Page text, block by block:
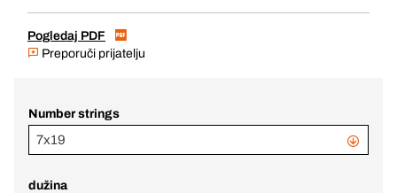
Pogledaj PDF
Preporuči prijatelju
Number strings
7x19
dužina